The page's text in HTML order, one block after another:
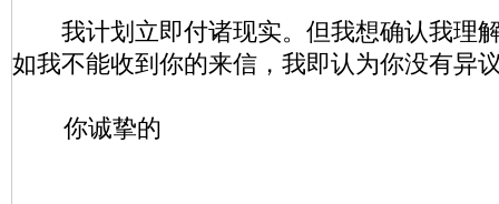
我计划立即付诸现实。但我想确认我理
如我不能收到你的来信，我即认为你没有异
你诚挚的